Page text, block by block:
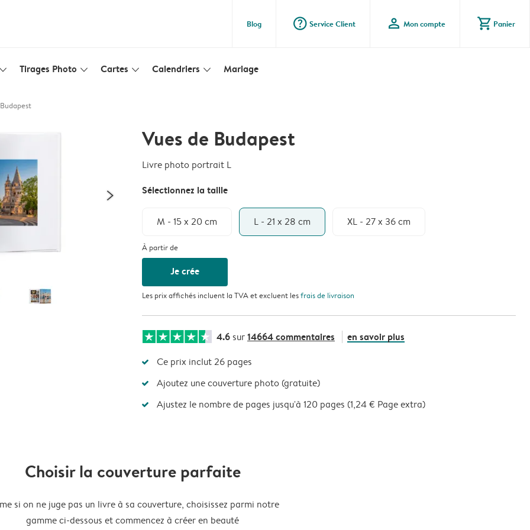
Blog question_mark_circle Service Client profile Mon compte shopping_cart Panier
slim_arrow_down Tirages Photo slim_arrow_down Cartes slim_arrow_down Calendriers slim_arrow_down Mariage
Vues de Budapest
Livre photo portrait L
Sélectionnez la taille
M - 15 x 20 cm L - 21 x 28 cm XL - 27 x 36 cm
À partir de
Je crée
Les prix affichés incluent la TVA et excluent lesfrais de livraison
4.6 sur14664 commentaires en savoir plus
Ce prix inclut 26 pages
Ajoutez une couverture photo (gratuite)
Ajustez le nombre de pages jusqu'à 120 pages (1,24 € Page extra)
Choisir la couverture parfaite
si on ne juge pas un livre à sa couverture, choisissez parmi notre
gamme ci-dessous et commencez à créer en beauté